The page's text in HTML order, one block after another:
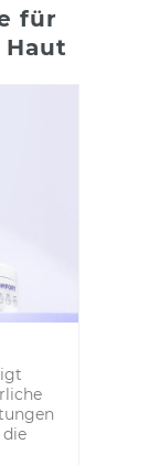
für